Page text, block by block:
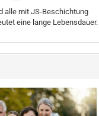
alle mit JS-Beschichtung
eine lange Lebensdauer.